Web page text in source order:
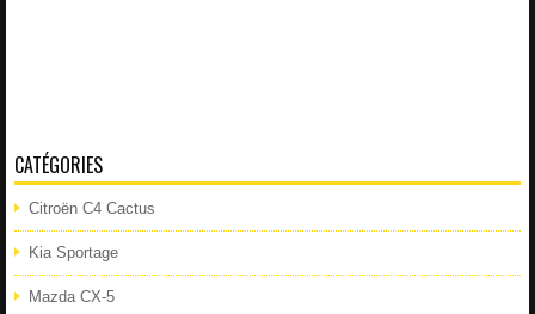
CATÉGORIES
Citroën C4 Cactus
Kia Sportage
Mazda CX-5